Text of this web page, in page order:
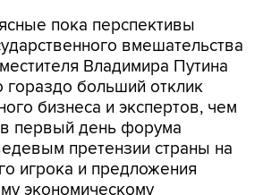
пока перспективы
вмешательства
Владимира Путина
больший отклик
бизнеса и экспертов, чем
первый день форума
претензии страны на
игрока и предложения
экономическому